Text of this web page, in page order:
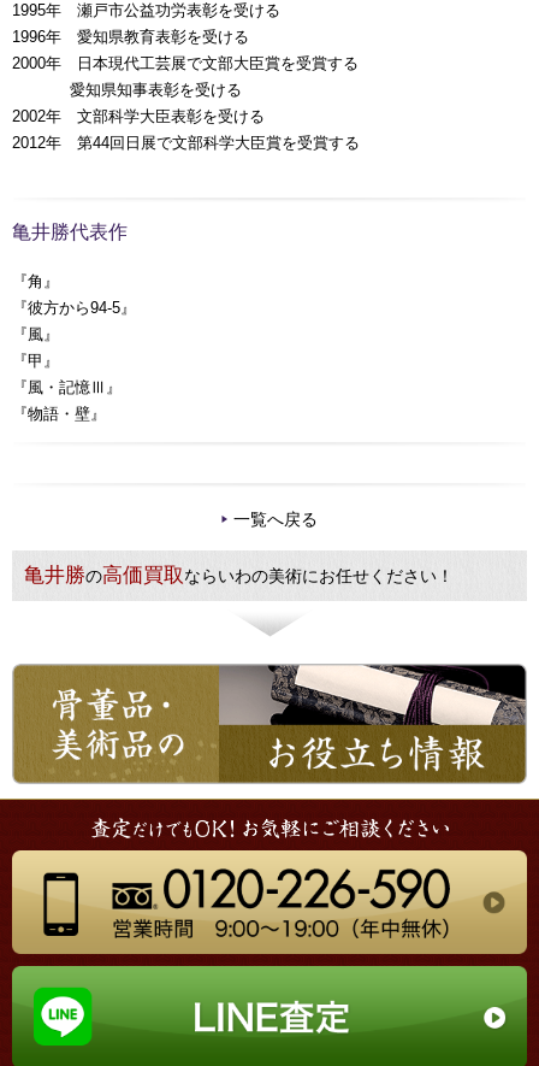
1995年 瀬戸市公益功労表彰を受ける
1996年 愛知県教育表彰を受ける
2000年 日本現代工芸展で文部大臣賞を受賞する
愛知県知事表彰を受ける
2002年 文部科学大臣表彰を受ける
2012年 第44回日展で文部科学大臣賞を受賞する
亀井勝代表作
『角』
『彼方から94-5』
『風』
『甲』
『風・記憶Ⅲ』
『物語・壁』
一覧へ戻る
亀井勝の高価買取ならいわの美術にお任せください！